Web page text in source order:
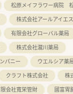
松原メイフラワー病院
株式会社アールアイエス
有限会社グローバル薬局
株式会社瀧川薬局
パニー
ウエルシア薬
クラフト株式会社
株
会社寬栄管財
國富